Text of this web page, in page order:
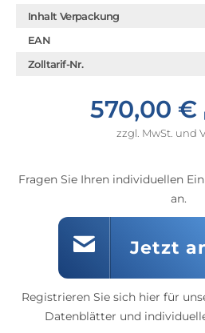
Inhalt Verpackung
EAN
Zolltarif-Nr.
570,00 €
zzgl. MwSt. und
Fragen Sie Ihren individuellen
an.
Jetzt
Registrieren Sie sich hier für
Datenblätter und